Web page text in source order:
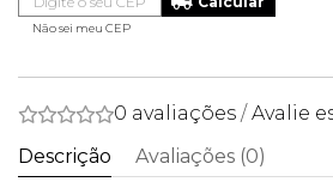
Não sei meu CEP
0 avaliações /Avalie
Descrição
Avaliações (0)